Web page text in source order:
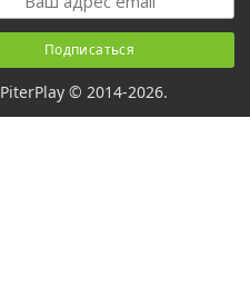
PiterPlay © 2014-2026.